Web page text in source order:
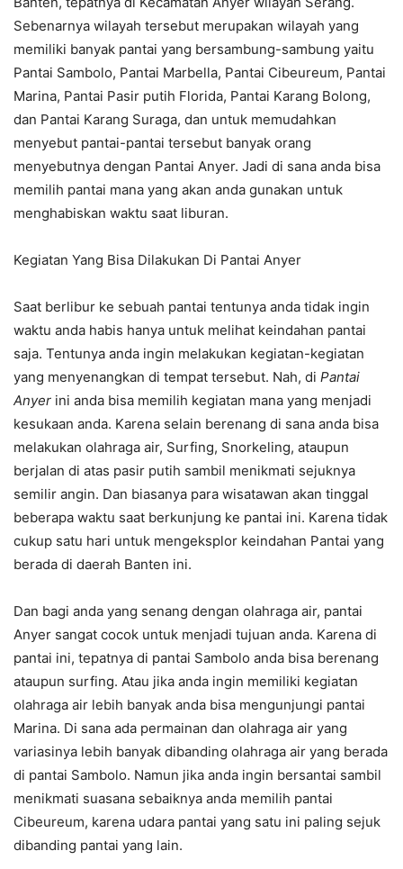
Sebenarnya wilayah tersebut merupakan wilayah yang
memiliki banyak pantai yang bersambung-sambung yaitu
Pantai Sambolo, Pantai Marbella, Pantai Cibeureum, Pantai
Marina, Pantai Pasir putih Florida, Pantai Karang Bolong,
dan Pantai Karang Suraga, dan untuk memudahkan
menyebut pantai-pantai tersebut banyak orang
menyebutnya dengan Pantai Anyer. Jadi di sana anda bisa
memilih pantai mana yang akan anda gunakan untuk
menghabiskan waktu saat liburan.
Kegiatan Yang Bisa Dilakukan Di Pantai Anyer
Saat berlibur ke sebuah pantai tentunya anda tidak ingin
waktu anda habis hanya untuk melihat keindahan pantai
saja. Tentunya anda ingin melakukan kegiatan-kegiatan
yang menyenangkan di tempat tersebut. Nah, di Pantai
Anyer ini anda bisa memilih kegiatan mana yang menjadi
kesukaan anda. Karena selain berenang di sana anda bisa
melakukan olahraga air, Surfing, Snorkeling, ataupun
berjalan di atas pasir putih sambil menikmati sejuknya
semilir angin. Dan biasanya para wisatawan akan tinggal
beberapa waktu saat berkunjung ke pantai ini. Karena tidak
cukup satu hari untuk mengeksplor keindahan Pantai yang
berada di daerah Banten ini.
Dan bagi anda yang senang dengan olahraga air, pantai
Anyer sangat cocok untuk menjadi tujuan anda. Karena di
pantai ini, tepatnya di pantai Sambolo anda bisa berenang
ataupun surfing. Atau jika anda ingin memiliki kegiatan
olahraga air lebih banyak anda bisa mengunjungi pantai
Marina. Di sana ada permainan dan olahraga air yang
variasinya lebih banyak dibanding olahraga air yang berada
di pantai Sambolo. Namun jika anda ingin bersantai sambil
menikmati suasana sebaiknya anda memilih pantai
Cibeureum, karena udara pantai yang satu ini paling sejuk
dibanding pantai yang lain.